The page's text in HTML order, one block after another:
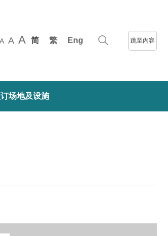
A A A 简 繁 Eng 跳至內容
场地及设施